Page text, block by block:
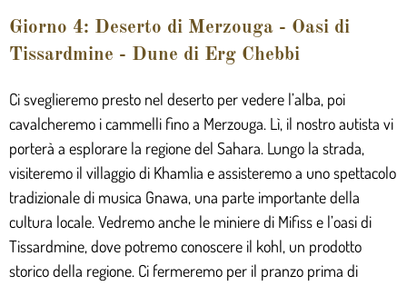
Giorno 4: Deserto di Merzouga - Oasi di
Tissardmine - Dune di Erg Chebbi
Ci sveglieremo presto nel deserto per vedere l’alba, poi
cavalcheremo i cammelli fino a Merzouga. Lì, il nostro autista vi
porterà a esplorare la regione del Sahara. Lungo la strada,
visiteremo il villaggio di Khamlia e assisteremo a uno spettacolo
tradizionale di musica Gnawa, una parte importante della
cultura locale. Vedremo anche le miniere di Mifiss e l’oasi di
Tissardmine, dove potremo conoscere il kohl, un prodotto
storico della regione. Ci fermeremo per il pranzo prima di